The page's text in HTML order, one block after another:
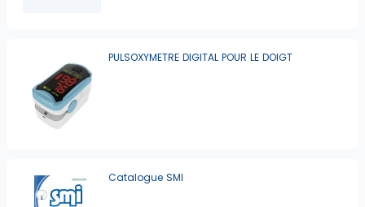
PULSOXYMETRE DIGITAL POUR LE DOIGT
Catalogue SMI